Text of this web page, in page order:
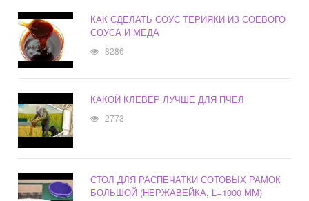
КАК СДЕЛАТЬ СОУС ТЕРИЯКИ ИЗ СОЕВОГО
СОУСА И МЕДА
8286
КАКОЙ КЛЕВЕР ЛУЧШЕ ДЛЯ ПЧЕЛ
2773
СТОЛ ДЛЯ РАСПЕЧАТКИ СОТОВЫХ РАМОК
БОЛЬШОЙ (НЕРЖАВЕЙКА, L=1000 ММ)